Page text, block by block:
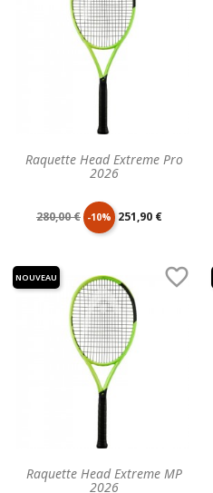
Raquette Head Extreme Pro
2026
Prix
280,00 € -10% Prix
251,90 €
Raquette Head Extreme MP
2026

NOUVEAU